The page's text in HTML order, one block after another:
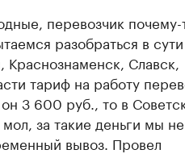
перевозчик почему-
разобраться в сути
Славск,
тариф на работу
3 600 руб., то в
за такие деньги мы
вывоз. Провел